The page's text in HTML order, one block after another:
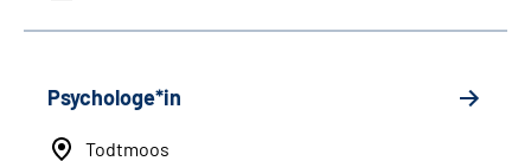
Psychologe*in
Todtmoos